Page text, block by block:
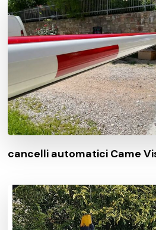
cancelli automatici Came